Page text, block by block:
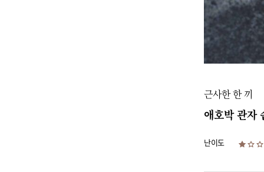
근사한 한 끼
애호박 관자
난이도